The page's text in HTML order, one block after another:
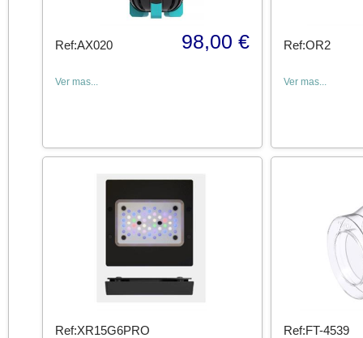
Ref:AX020 98,00 €
Ver mas...
Ref:OR2
Ver mas...
Ref:XR15G6PRO Ref:FT-4539